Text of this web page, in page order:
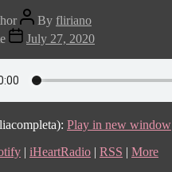
By fliriano
July 27, 2020
Play in new window
| iHeartRadio | RSS | More